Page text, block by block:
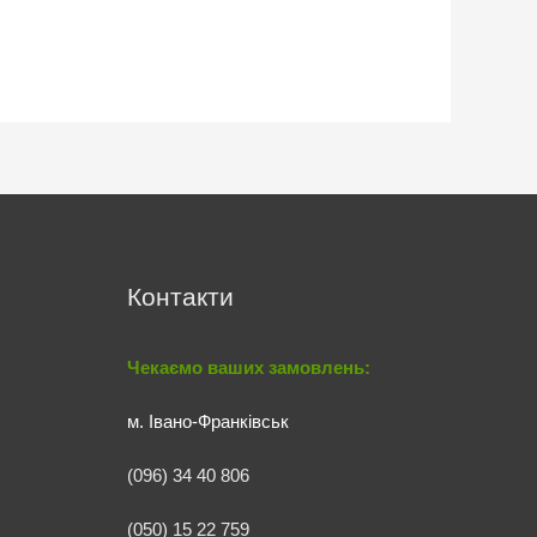
Контакти
Чекаємо ваших замовлень:
м. Івано-Франківськ
(096) 34 40 806
(050) 15 22 759